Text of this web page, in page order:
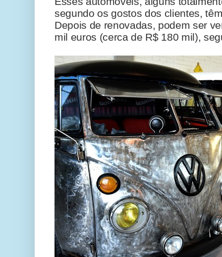
segundo os gostos dos clientes,
Depois de renovadas, podem ser
mil euros (cerca de R$ 180 mil),